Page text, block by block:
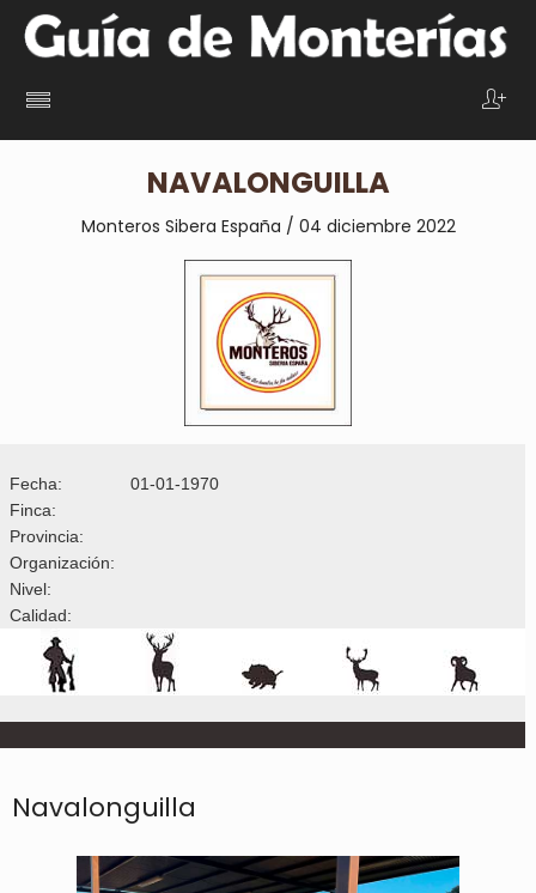
NAVALONGUILLA
Monteros Sibera España / 04 diciembre 2022
Fecha:
01-01-1970
Finca:
Provincia:
Organización:
Nivel:
Calidad:
Navalonguilla